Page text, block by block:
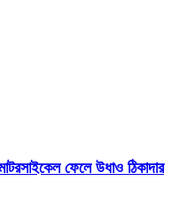
ফেলে উধাও ঠিকাদার